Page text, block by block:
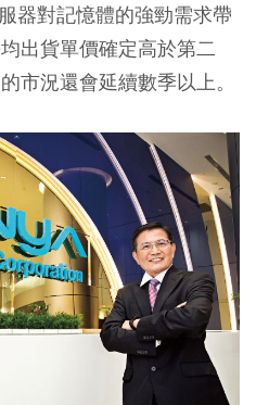
器對記憶體的強勁需求帶
出貨單價確定高於第二
市況還會延續數季以上。